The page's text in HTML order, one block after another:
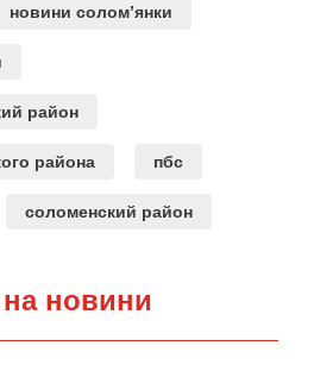
новини солом’янки
район
района пбс
соломенский район
на новини